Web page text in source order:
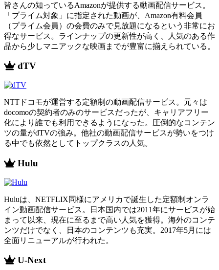
皆さんの知っているAmazonが提供する動画配信サービス。
「プライム対象」に指定された動画が、Amazon有料会員
（プライム会員）の会費のみで見放題になるという非常にお
得なサービス。ラインナップの更新性が高く、人気のある作
品から少しマニアックな映画までが豊富に揃えられている。
dTV
NTTドコモが運営する定額制の動画配信サービス。元々は
docomoの契約者のみのサービスだったが、キャリアフリー
化により誰でも利用できるようになった。圧倒的なコンテン
ツの量がdTVの強み。他社の動画配信サービスが勢いをつけ
る中でも依然としてトップクラスの人気。
Hulu
Huluは、NETFLIX同様にアメリカで誕生した定額制オンラ
イン動画配信サービス。日本国内では2011年にサービスが始
まって以来、現在に至るまで高い人気を獲得。海外のコンテ
ンツだけでなく、日本のコンテンツも充実。2017年5月には
全面リニューアルが行われた。
U-Next